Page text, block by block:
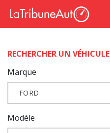
RECHERCHER UN VÉHICULE
Marque
FORD
Modèle